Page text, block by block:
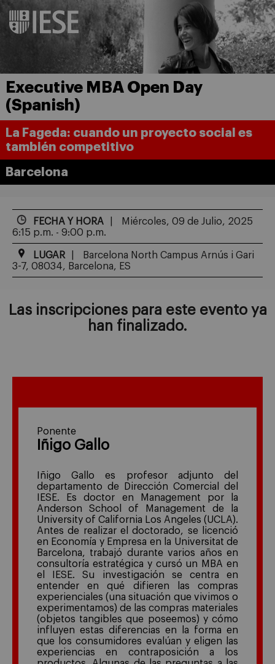
Executive MBA Open Day
(Spanish)
La Fageda: cuando un proyecto social es
también competitivo
Barcelona
FECHA Y HORA
Miércoles, 09 de Julio, 2025
6:15 p.m. - 9:00 p.m.
LUGAR
Barcelona North Campus Arnús i Gari
3-7, 08034, Barcelona, ES
Las inscripciones para este evento ya
han finalizado.
Ponente
Iñigo Gallo
Iñigo Gallo es profesor adjunto del
departamento de Dirección Comercial del
IESE. Es doctor en Management por la
Anderson School of Management de la
University of California Los Angeles (UCLA).
Antes de realizar el doctorado, se licenció
en Economía y Empresa en la Universitat de
Barcelona, trabajó durante varios años en
consultoría estratégica y cursó un MBA en
el IESE. Su investigación se centra en
entender en qué difieren las compras
experienciales (una situación que vivimos o
experimentamos) de las compras materiales
(objetos tangibles que poseemos) y cómo
influyen estas diferencias en la forma en
que los consumidores evalúan y eligen las
experiencias en contraposición a los